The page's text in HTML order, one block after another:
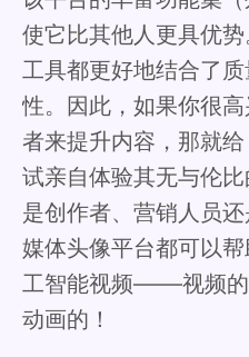
使它比其他人更具优
工具都更好地结合了
性。因此，如果你很
者来提升内容，那就给
试亲自体验其无与伦
是创作者、营销人员
媒体头像平台都可以
工智能视频——视频的
动画的！